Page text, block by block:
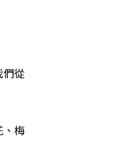
們從
、梅